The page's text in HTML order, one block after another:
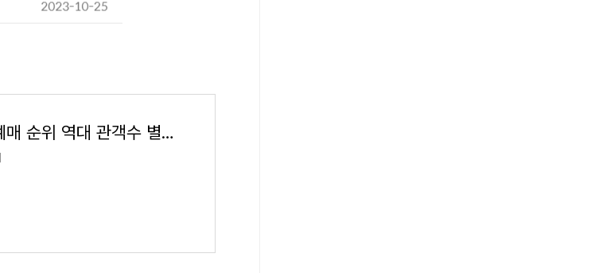
박스오피스끝판왕 - 영화 예매 순위 역대 관객수 별점 - Google Play 앱